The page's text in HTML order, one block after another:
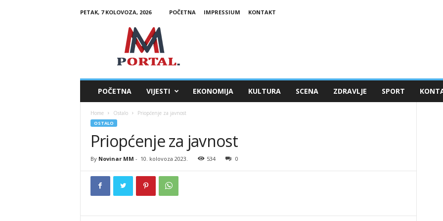
PETAK, 7 KOLOVOZA, 2026 POČETNA IMPRESSIUM
KONTAKT
POČETNA VIJESTI EKONOMIJA KULTURA SCENA ZDRAVLJE SPORT
Home Ostalo Priopćenje za javnost
OSTALO
Priopćenje za javnost
By Novinar MM - 10. kolovoza 2023. 534 0